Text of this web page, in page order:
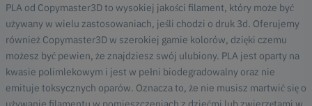
PLA od Copymaster3D to wysokiej jakości filament, który może być
używany w wielu zastosowaniach, jeśli chodzi o druk 3d. Oferujemy
również Copymaster3D w szerokiej gamie kolorów, dzięki czemu
możesz być pewien, że znajdziesz swój ulubiony. PLA jest oparty na
kwasie polimlekowym i jest w pełni biodegradowalny oraz nie
emituje toksycznych oparów. Oznacza to, że nie musisz martwić się o